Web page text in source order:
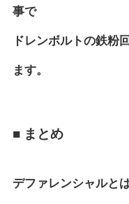
事で
ドレンボルトの鉄粉
ます。
■ まとめ
デファレンシャルと